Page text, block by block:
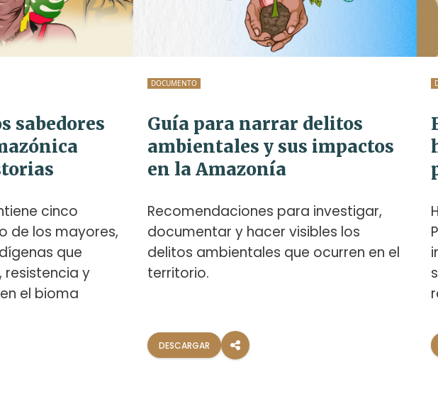
sabedores
cinco
de los mayores,
que
y
el bioma
DOCUMENTO
Guía para narrar delitos
ambientales y sus impactos
en la Amazonía
Recomendaciones para investigar,
documentar y hacer visibles los
delitos ambientales que ocurren en el
territorio.
DESCARGAR